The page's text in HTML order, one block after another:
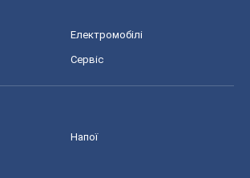
Електромобілі
Сервіс
Напої